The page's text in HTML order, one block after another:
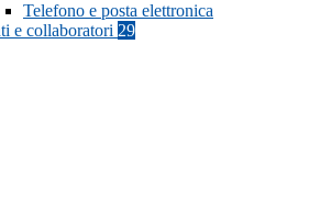
Telefono e posta elettronica
e collaboratori 29